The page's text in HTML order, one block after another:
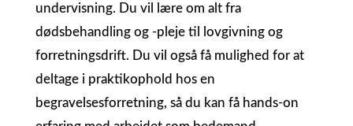
undervisning. Du vil lære om alt fra
dødsbehandling og -pleje til lovgivning og
forretningsdrift. Du vil også få mulighed for at
deltage i praktikophold hos en
begravelsesforretning, så du kan få hands-on